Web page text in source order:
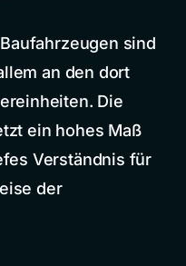
sind
an den dort
Die
ein hohes Maß
Verständnis für
der